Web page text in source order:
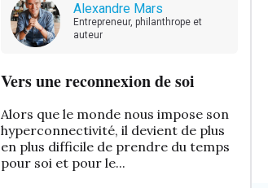
Alexandre Mars
Entrepreneur, philanthrope et
auteur
Vers une reconnexion de soi
Alors que le monde nous impose son
hyperconnectivité, il devient de plus
en plus difficile de prendre du temps
pour soi et pour le...